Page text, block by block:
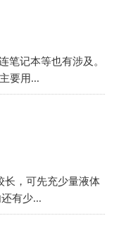
笔记本等也有涉及。
要用...
长，可先充少量液体
有少...